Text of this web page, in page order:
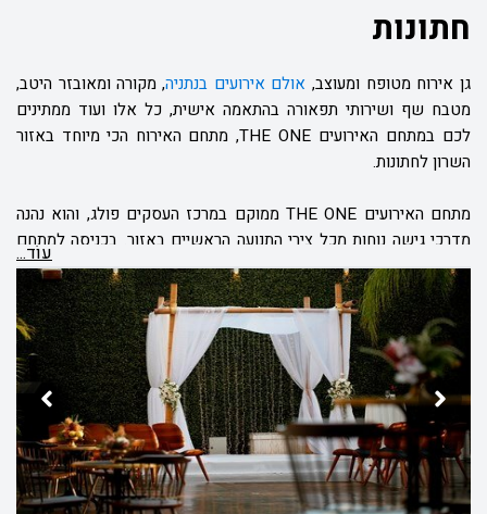
חתונות
גן אירוח מטופח ומעוצב, אולם אירועים בנתניה, מקורה ומאובזר היטב,
מטבח שף ושירותי תפאורה בהתאמה אישית, כל אלו ועוד ממתינים
לכם במתחם האירועים THE ONE, מתחם האירוח הכי מיוחד באזור
השרון לחתונות.
מתחם האירועים THE ONE ממוקם במרכז העסקים פולג, והוא נהנה
מדרכי גישה נוחות מכל צירי התנועה הראשיים באזור. בכניסה למתחם
עומד לרשותכם גן אירוח מטופח ומעוצב המשלב בין חומרי בניה שונים
לבין צמחייה עשירה וייחודית. בצמוד לגן ניצב אולם אירועים יוקרתי
המותאם לכל סוגי האירועים עד 370 איש. אולם זה מאובזר במערכות
הפקה ואירוח מתקדמות הכוללות בין היתר: מערכות מולטימדיה, מערכות
הגברה ותאורה, מערכות ישיבה מסוגננות ועוד.
אצלנו במתחם האירועים THE ONE, תוכלו ליהנות משירותי הפקה
ואירוח מקצועיים המוצעים לכם על ידי צוותי הפקה ואנשי אירוח
מהמובילים ביותר בענף. צוותים אלו ילוו אתכם לאורך כל שלבי תכנון
והפקת החתונה, וכבר מהפגישה הראשונה בינינו לביניכם תוכלו לדעת
עוֹד...